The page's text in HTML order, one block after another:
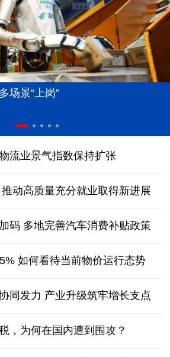
场景“上岗”
流业景气指数保持扩张
动高质量充分就业取得新进展
码 多地完善汽车消费补贴政策
如何看待当前物价运行态势
同发力 产业升级筑牢增长支点
，为何在国内遭到围攻？